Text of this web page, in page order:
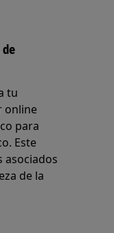
tu
online
para
Este
asociados
de la